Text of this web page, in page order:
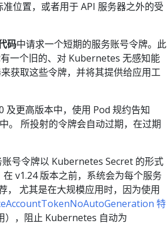
位置，或者用于 API 服务器之外的受
码中请求一个短期的服务账号令牌。此
一个旧的、对 Kubernetes 无感知能
获取这些令牌，并将其提供给应用工
及更高版本中，使用 Pod 规约告知
。 所投射的令牌会自动过期，在过期
账号令牌以 Kubernetes Secret 的形式
v1.24 版本之前，系统会为每个服务
， 尤其是在大规模应用时，因为使用
特
），阻止 Kubernetes 自动为